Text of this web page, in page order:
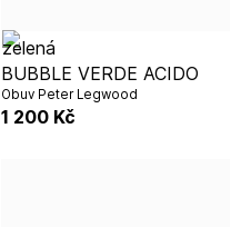
BUBBLE VERDE ACIDO
Obuv Peter Legwood
1 200 Kč